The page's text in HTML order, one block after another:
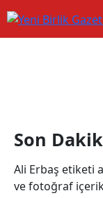
Son
Ali Erbaş etiketi
ve fotoğraf